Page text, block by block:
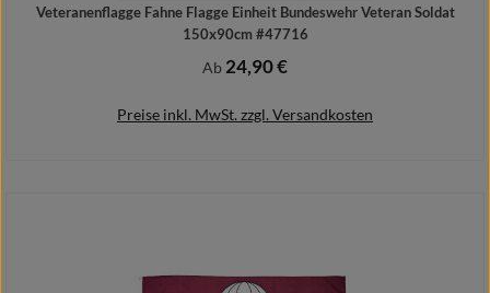
Veteranenflagge Fahne Flagge Einheit Bundeswehr Veteran Soldat
150x90cm #47716
Regulärer Preis:
Ab24,90 €
Preise inkl. MwSt. zzgl. Versandkosten